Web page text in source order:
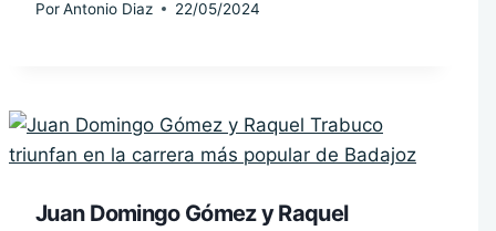
PorAntonio Diaz 22/05/2024
Juan Domingo Gómez y Raquel